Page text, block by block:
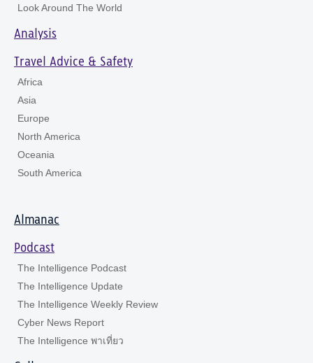
Look Around The World
Analysis
Travel Advice & Safety
Africa
Asia
Europe
North America
Oceania
South America
Almanac
Podcast
The Intelligence Podcast
The Intelligence Update
The Intelligence Weekly Review
Cyber News Report
The Intelligence พาเที่ยว